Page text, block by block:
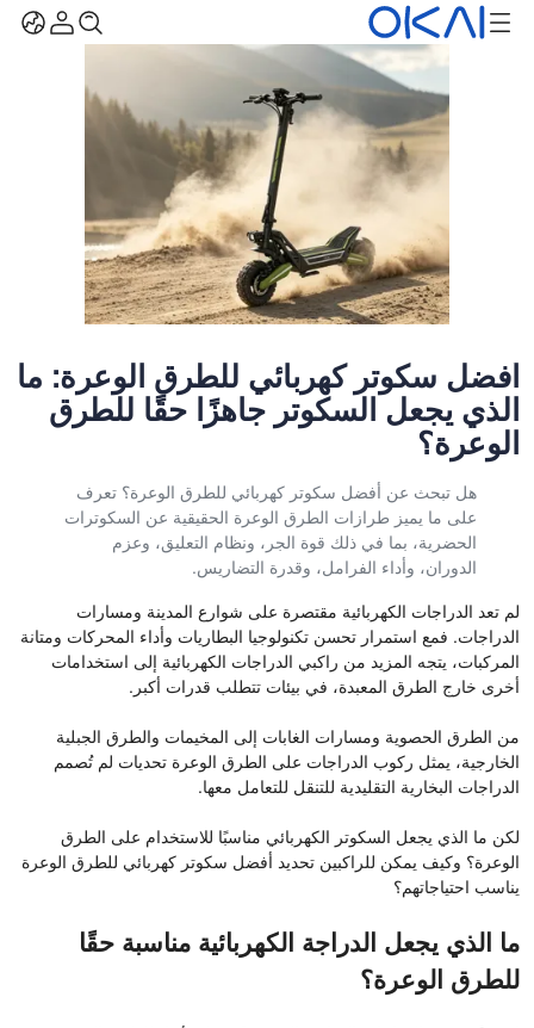
أفضل سكوتر كهربائي للطرق الوعرة: ما
الذي يجعل السكوتر جاهزًا حقًا للطرق
الوعرة؟
هل تبحث عن أفضل سكوتر كهربائي للطرق الوعرة؟ تعرف
على ما يميز طرازات الطرق الوعرة الحقيقية عن السكوترات
الحضرية، بما في ذلك قوة الجر، ونظام التعليق، وعزم
الدوران، وأداء الفرامل، وقدرة التضاريس.
لم تعد الدراجات الكهربائية مقتصرة على شوارع المدينة ومسارات
الدراجات. فمع استمرار تحسن تكنولوجيا البطاريات وأداء المحركات ومتانة
المركبات، يتجه المزيد من راكبي الدراجات الكهربائية إلى استخدامات
أخرى خارج الطرق المعبدة، في بيئات تتطلب قدرات أكبر.
من الطرق الحصوية ومسارات الغابات إلى المخيمات والطرق الجبلية
الخارجية، يمثل ركوب الدراجات على الطرق الوعرة تحديات لم تُصمم
الدراجات البخارية التقليدية للتنقل للتعامل معها.
لكن ما الذي يجعل السكوتر الكهربائي مناسبًا للاستخدام على الطرق
الوعرة؟ وكيف يمكن للراكبين تحديد أفضل سكوتر كهربائي للطرق الوعرة
يناسب احتياجاتهم؟
ما الذي يجعل الدراجة الكهربائية مناسبة حقًا
للطرق الوعرة؟